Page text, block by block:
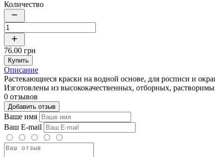
Количество
76.00 грн
Купить
Описание
Растекающиеся краски на водной основе, для росписи и
Изготовлены из высококачественных, отборных,
0 отзывов
Добавить отзыв
Ваше имя
Ваш E-mail